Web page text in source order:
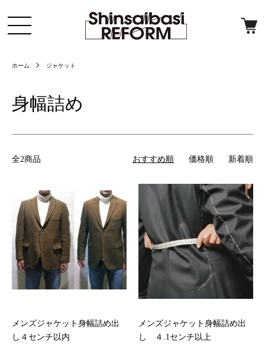
ホーム ジャケット
身幅詰め
全2商品 おすすめ順 価格順 新着順
メンズジャケット身幅詰め出
し４センチ以内
メンズジャケット身幅詰め出
し ４.1センチ以上